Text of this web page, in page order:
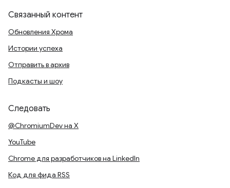
Связанный контент
Обновления Хрома
Истории успеха
Отправить в архив
Подкасты и шоу
Следовать
@ChromiumDev на X
YouTube
Chrome для разработчиков на LinkedIn
Код для фида RSS